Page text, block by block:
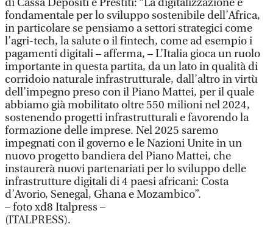
di Cassa Depositi e Prestiti: “La digitalizzazione è
fondamentale per lo sviluppo sostenibile dell’Africa,
in particolare se pensiamo a settori strategici come
l’agri-tech, la salute o il fintech, come ad esempio i
pagamenti digitali – afferma, – L’Italia gioca un ruolo
importante in questa partita, da un lato in qualità di
corridoio naturale infrastrutturale, dall’altro in virtù
dell’impegno preso con il Piano Mattei, per il quale
abbiamo già mobilitato oltre 550 milioni nel 2024,
sostenendo progetti infrastrutturali e favorendo la
formazione delle imprese. Nel 2025 saremo
impegnati con il governo e le Nazioni Unite in un
nuovo progetto bandiera del Piano Mattei, che
instaurerà nuovi partenariati per lo sviluppo delle
infrastrutture digitali di 4 paesi africani: Costa
d’Avorio, Senegal, Ghana e Mozambico”.
– foto xd8 Italpress –
(ITALPRESS).